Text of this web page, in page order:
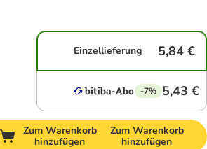
Einzellieferung 5,84 €
-7% 5,43 €
Zum Warenkorb
hinzufügen
Zum Warenkorb
hinzufügen